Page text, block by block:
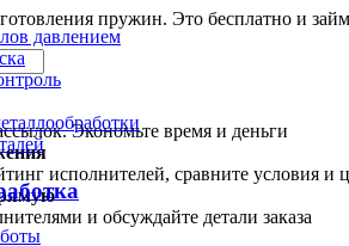
давлением
пружин. Это бесплатно и
Экономьте время и деньги
исполнителей, сравните условия и
и обсуждайте детали заказа